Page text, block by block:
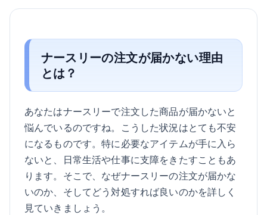
ナースリーの注文が届かない理由
とは？
あなたはナースリーで注文した商品が届かないと
悩んでいるのですね。こうした状況はとても不安
になるものです。特に必要なアイテムが手に入ら
ないと、日常生活や仕事に支障をきたすこともあ
ります。そこで、なぜナースリーの注文が届かな
いのか、そしてどう対処すれば良いのかを詳しく
見ていきましょう。